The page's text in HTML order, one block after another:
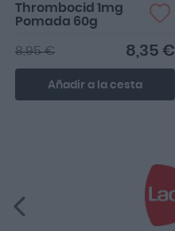
Thrombocid 1mg
Pomada 60g
8,35 €
8,95 €
Añadir a la cesta